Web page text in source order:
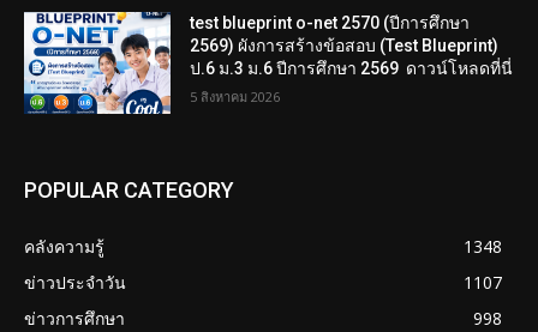
test blueprint o-net 2570 (ปีการศึกษา
2569) ผังการสร้างข้อสอบ (Test Blueprint)
ป.6 ม.3 ม.6 ปีการศึกษา 2569 ดาวน์โหลดที่นี่
5 สิงหาคม 2026
POPULAR CATEGORY
คลังความรู้
1348
ข่าวประจำวัน
1107
ข่าวการศึกษา
998